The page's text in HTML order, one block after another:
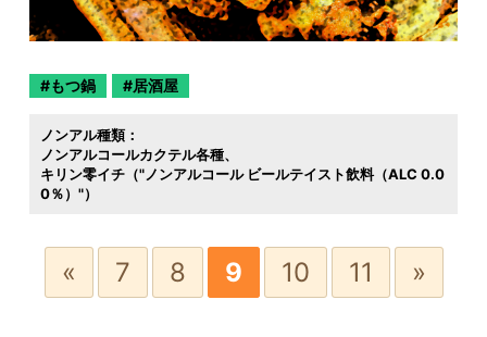
もつ鍋 居酒屋
ノンアル種類：
ノンアルコールカクテル各種
キリン零イチ（"ノンアルコール ビールテイスト飲料（ALC 0.0
0％）"）
« 7 8 9 10 11 »